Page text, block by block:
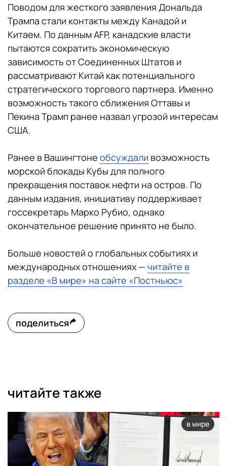
Поводом для жесткого заявления Дональда
Трампа стали контакты между Канадой и
Китаем. По данным AFP, канадские власти
пытаются сократить экономическую
зависимость от Соединенных Штатов и
рассматривают Китай как потенциального
стратегического торгового партнера. Именно
возможность такого сближения Оттавы и
Пекина Трамп ранее назвал угрозой интересам
США.
Ранее в Вашингтоне обсуждали возможность
морской блокады Кубы для полного
прекращения поставок нефти на остров. По
данным издания, инициативу поддерживает
госсекретарь Марко Рубио, однако
окончательное решение принято не было.
Больше новостей о глобальных событиях и
международных отношениях — читайте в
разделе «В мире» на сайте «Постньюс»
поделиться
читайте также
в мире